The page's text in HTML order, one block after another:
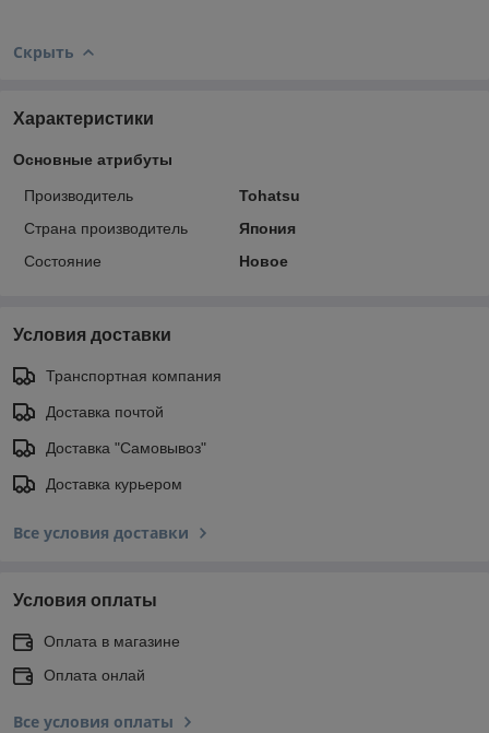
Скрыть
Характеристики
Основные атрибуты
Производитель
Tohatsu
Страна производитель
Япония
Состояние
Новое
Условия доставки
Транспортная компания
Доставка почтой
Доставка "Самовывоз"
Доставка курьером
Все условия доставки
Условия оплаты
Оплата в магазине
Оплата онлай
Все условия оплаты